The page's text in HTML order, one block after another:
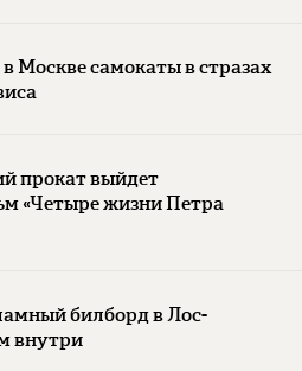
Москве самокаты в стразах
прокат выйдет
«Четыре жизни Петра
билборд в Лос-
внутри